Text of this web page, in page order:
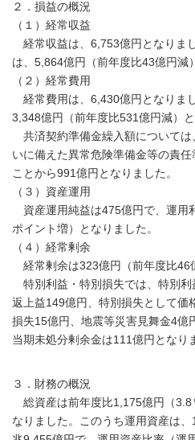
２．損益の概況
（１）経常収益
経常収益は、6,753億円となりま
は、5,864億円（前年度比43億円減
（２）経常費用
経常費用は、6,430億円となりま
3,348億円（前年度比531億円減）と
共済契約準備金繰入額については
いに備えた異常危険準備金等の責
ことから991億円となりました。
（３）資産運用
資産運用純益は475億円で、運用
ポイント増）となりました。
（４）経常剰余
経常剰余は323億円（前年度比46
特別利益・特別損失では、特別利
返上益149億円、特別損失として価
損失15億円、地震等災害見舞金4億
当期未処分剰余金は111億円となり
３．財務の概況
総資産は前年度比1,175億円（3.8
なりました。このうち運用資産は